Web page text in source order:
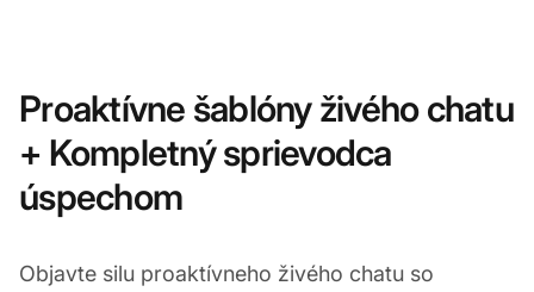
Proaktívne šablóny živého chatu
+ Kompletný sprievodca
úspechom
Objavte silu proaktívneho živého chatu so